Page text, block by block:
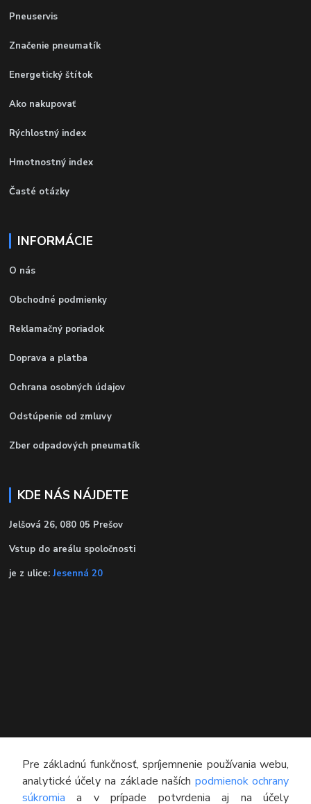
Pneuservis
Značenie pneumatík
Energetický štítok
Ako nakupovať
Rýchlostný index
Hmotnostný index
Časté otázky
INFORMÁCIE
O nás
Obchodné podmienky
Reklamačný poriadok
Doprava a platba
Ochrana osobných údajov
Odstúpenie od zmluvy
Zber odpadových pneumatík
KDE NÁS NÁJDETE
Jelšová 26, 080 05 Prešov
Vstup do areálu spoločnosti
je z ulice: Jesenná 20
KONTAKT
Technický poradca
Pre základnú funkčnosť, spríjemnenie používania webu,
analytické účely na základe naších podmienok ochrany
súkromia a v prípade potvrdenia aj na účely